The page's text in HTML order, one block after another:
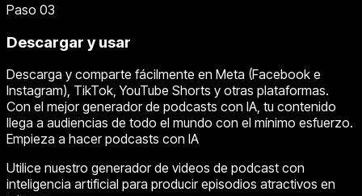
Paso 03
Descargar y usar
Descarga y comparte fácilmente en Meta (Facebook e
Instagram), TikTok, YouTube Shorts y otras plataformas.
Con el mejor generador de podcasts con IA, tu contenido
llega a audiencias de todo el mundo con el mínimo esfuerzo.
Empieza a hacer podcasts con IA
Utilice nuestro generador de videos de podcast con
inteligencia artificial para producir episodios atractivos en